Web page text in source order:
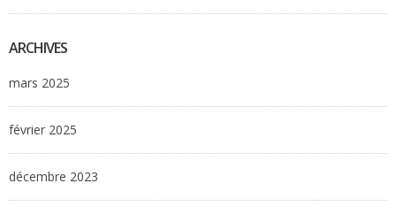
ARCHIVES
mars 2025
février 2025
décembre 2023